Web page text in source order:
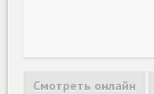
Смотреть онлайн